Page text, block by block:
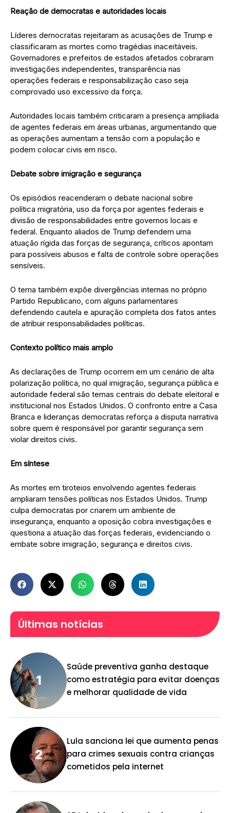
Reação de democratas e autoridades locais
Líderes democratas rejeitaram as acusações de Trump e
classificaram as mortes como tragédias inaceitáveis.
Governadores e prefeitos de estados afetados cobraram
investigações independentes, transparência nas
operações federais e responsabilização caso seja
comprovado uso excessivo da força.
Autoridades locais também criticaram a presença ampliada
de agentes federais em áreas urbanas, argumentando que
as operações aumentam a tensão com a população e
podem colocar civis em risco.
Debate sobre imigração e segurança
Os episódios reacenderam o debate nacional sobre
política migratória, uso da força por agentes federais e
divisão de responsabilidades entre governos locais e
federal. Enquanto aliados de Trump defendem uma
atuação rígida das forças de segurança, críticos apontam
para possíveis abusos e falta de controle sobre operações
sensíveis.
O tema também expõe divergências internas no próprio
Partido Republicano, com alguns parlamentares
defendendo cautela e apuração completa dos fatos antes
de atribuir responsabilidades políticas.
Contexto político mais amplo
As declarações de Trump ocorrem em um cenário de alta
polarização política, no qual imigração, segurança pública e
autoridade federal são temas centrais do debate eleitoral e
institucional nos Estados Unidos. O confronto entre a Casa
Branca e lideranças democratas reforça a disputa narrativa
sobre quem é responsável por garantir segurança sem
violar direitos civis.
Em síntese
As mortes em tiroteios envolvendo agentes federais
ampliaram tensões políticas nos Estados Unidos. Trump
culpa democratas por criarem um ambiente de
insegurança, enquanto a oposição cobra investigações e
questiona a atuação das forças federais, evidenciando o
embate sobre imigração, segurança e direitos civis.
Últimas notícias
Saúde preventiva ganha destaque
como estratégia para evitar doenças
e melhorar qualidade de vida
Lula sanciona lei que aumenta penas
para crimes sexuais contra crianças
cometidos pela internet